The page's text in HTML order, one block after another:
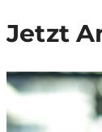
Jetzt